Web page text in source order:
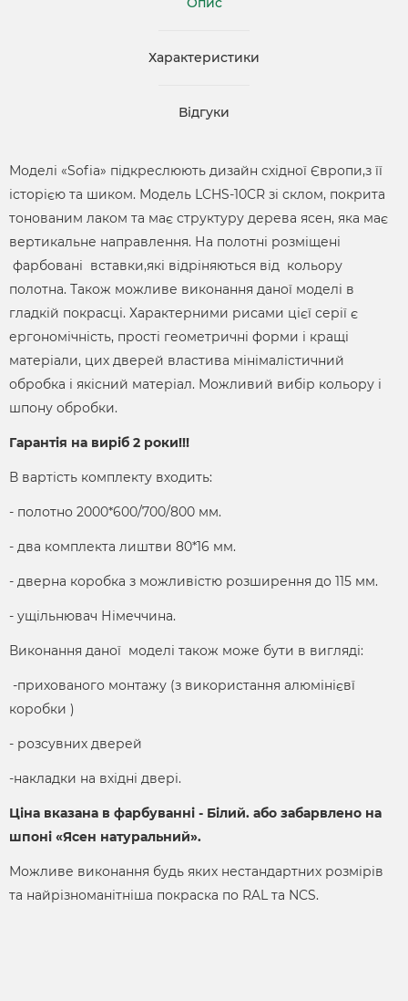
Характеристики
Відгуки
Моделі «Sofia» підкреслюють дизайн східної Європи,з її
історією та шиком. Модель LCHS-10CR зі склом, покрита
тонованим лаком та має структуру дерева ясен, яка має
вертикальне направлення. На полотні розміщені
фарбовані вставки,які відріняються від кольору
полотна. Також можливе виконання даної моделі в
гладкій покрасці. Характерними рисами цієї серії є
ергономічність, прості геометричні форми і кращі
матеріали, цих дверей властива мінімалістичний
обробка і якісний матеріал. Можливий вибір кольору і
шпону обробки.
Гарантія на виріб 2 роки!!!
В вартість комплекту входить:
- полотно 2000*600/700/800 мм.
- два комплекта лиштви 80*16 мм.
- дверна коробка з можливістю розширення до 115 мм.
- ущільнювач Німеччина.
Виконання даної моделі також може бути в вигляді:
-прихованого монтажу (з використання алюмінієвї
коробки )
- розсувних дверей
-накладки на вхідні двері.
Ціна вказана в фарбуванні - Білий. або забарвлено на
шпоні «Ясен натуральний».
Можливе виконання будь яких нестандартних розмірів
та найрізноманітніша покраска по RAL та NCS.